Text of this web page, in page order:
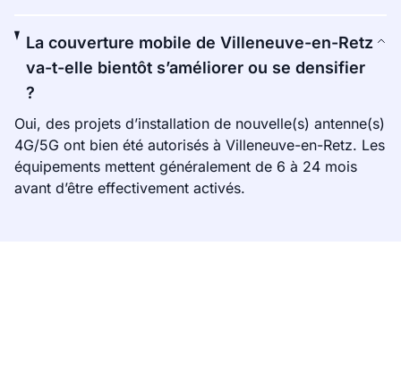
La couverture mobile de Villeneuve-en-Retz
va-t-elle bientôt s’améliorer ou se densifier
?
Oui, des projets d’installation de nouvelle(s) antenne(s)
4G/5G ont bien été autorisés à Villeneuve-en-Retz. Les
équipements mettent généralement de 6 à 24 mois
avant d’être effectivement activés.